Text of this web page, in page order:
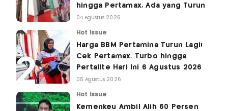
hingga Pertamax, Ada yang Turun
04 Agustus 2026
Hot Issue
Harga BBM Pertamina Turun Lagi!
Cek Pertamax, Turbo hingga
Pertalite Hari Ini 6 Agustus 2026
05 Agustus 2026
Hot Issue
Kemenkeu Ambil Alih 60 Persen